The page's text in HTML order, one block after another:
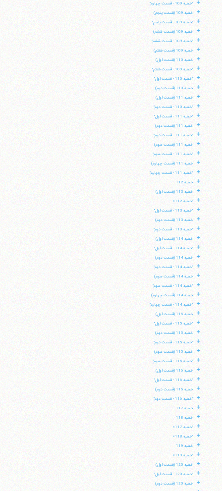
+ "خطبه 109 - قسمت چهارم"
+ خطبه 109 (قسمت پنجم)
+ "خطبه 109 - قسمت پنجم"
+ خطبه 109 (قسمت ششم)
+ "خطبه 109 - قسمت ششم"
+ خطبه 109 (قسمت هفتم)
+ خطبه 110 (قسمت اول)
+ "خطبه 109 - قسمت هفتم"
+ "خطبه 110 - قسمت اول"
+ خطبه 110 (قسمت دوم)
+ خطبه 111 (قسمت اول)
+ "خطبه 110 - قسمت دوم"
+ "خطبه 111 - قسمت اول"
+ خطبه 111 (قسمت دوم)
+ "خطبه 111 - قسمت دوم"
+ خطبه 111 (قسمت سوم)
+ "خطبه 111 - قسمت سوم"
+ خطبه 111 (قسمت چهارم)
+ "خطبه 111 - قسمت چهارم"
+ خطبه 112
+ خطبه 113 (قسمت اول)
+ "خطبه 112»
+ "خطبه 113 - قسمت اول"
+ خطبه 113 (قسمت دوم)
+ "خطبه 113 - قسمت دوم"
+ خطبه 114 (قسمت اول)
+ "خطبه 114 - قسمت اول"
+ خطبه 114 (قسمت دوم)
+ "خطبه 114 - قسمت دوم"
+ خطبه 114 (قسمت سوم)
+ "خطبه 114 - قسمت سوم"
+ خطبه 114 (قسمت چهارم)
+ "خطبه 114 - قسمت چهارم"
+ خطبه 115 (قسمت اول)
+ "خطبه 115 - قسمت اول"
+ خطبه 115 (قسمت دوم)
+ "خطبه 115 - قسمت دوم"
+ خطبه 115 (قسمت سوم)
+ "خطبه 115 - قسمت سوم"
+ خطبه 116 (قسمت اول)
+ "خطبه 116 - قسمت اول"
+ خطبه 116 (قسمت دوم)
+ "خطبه 116 - قسمت دوم"
+ خطبه 117
+ خطبه 118
+ "خطبه 117»
+ "خطبه 118»
+ خطبه 119
+ "خطبه 119»
+ خطبه 120 (قسمت اول)
+ "خطبه 120 - قسمت اول"
+ خطبه 120 (قسمت دوم)